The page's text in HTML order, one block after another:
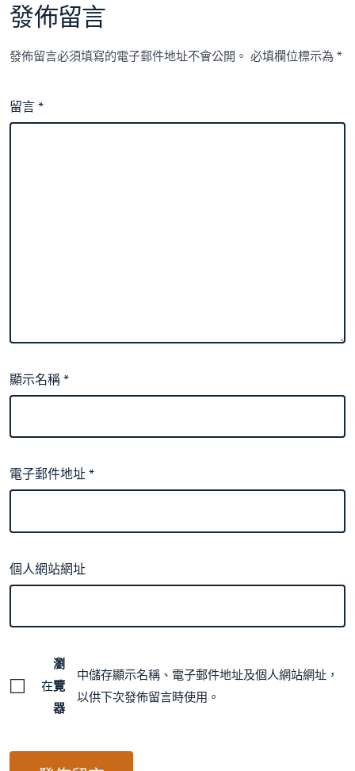
發佈留言
發佈留言必須填寫的電子郵件地址不會公開。 必填欄位標示為*
留言*
顯示名稱*
電子郵件地址*
個人網站網址
在
瀏
覽
器
中儲存顯示名稱、電子郵件地址及個人網站網址，
以供下次發佈留言時使用。